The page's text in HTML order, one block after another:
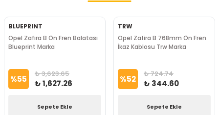
BLUEPRINT
Opel Zafira B Ön Fren Balatası
Blueprint Marka
%55 ₺ 3,623.65
₺ 1,627.26
Sepete Ekle
TRW
Opel Zafira B 768mm Ön Fren
İkaz Kablosu Trw Marka
%52 ₺ 724.74
₺ 344.60
Sepete Ekle